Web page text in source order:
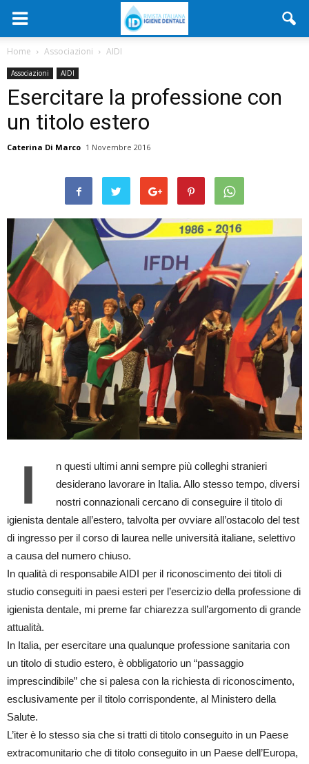
Home Associazioni AIDI
Associazioni AIDI
Esercitare la professione con
un titolo estero
Caterina Di Marco 1 Novembre 2016
I
n questi ultimi anni sempre più colleghi stranieri
desiderano lavorare in Italia. Allo stesso tempo, diversi
nostri connazionali cercano di conseguire il titolo di
igienista dentale all’estero, talvolta per ovviare all’ostacolo del test
di ingresso per il corso di laurea nelle università italiane, selettivo
a causa del numero chiuso.
In qualità di responsabile AIDI per il riconoscimento dei titoli di
studio conseguiti in paesi esteri per l’esercizio della professione di
igienista dentale, mi preme far chiarezza sull’argomento di grande
attualità.
In Italia, per esercitare una qualunque professione sanitaria con
un titolo di studio estero, è obbligatorio un “passaggio
imprescindibile” che si palesa con la richiesta di riconoscimento,
esclusivamente per il titolo corrispondente, al Ministero della
Salute.
L’iter è lo stesso sia che si tratti di titolo conseguito in un Paese
extracomunitario che di titolo conseguito in un Paese dell’Europa,